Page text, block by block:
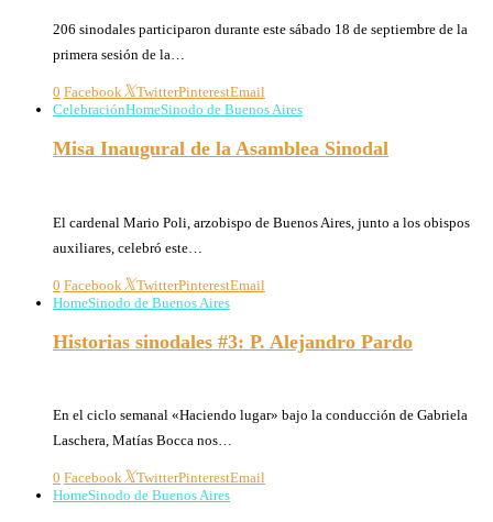
206 sinodales participaron durante este sábado 18 de septiembre de la
primera sesión de la…
0 Facebook TwitterPinterestEmail
CelebraciónHomeSinodo de Buenos Aires
Misa Inaugural de la Asamblea Sinodal
El cardenal Mario Poli, arzobispo de Buenos Aires, junto a los obispos
auxiliares, celebró este…
0 Facebook TwitterPinterestEmail
HomeSinodo de Buenos Aires
Historias sinodales #3: P. Alejandro Pardo
En el ciclo semanal «Haciendo lugar» bajo la conducción de Gabriela
Laschera, Matías Bocca nos…
0 Facebook TwitterPinterestEmail
HomeSinodo de Buenos Aires